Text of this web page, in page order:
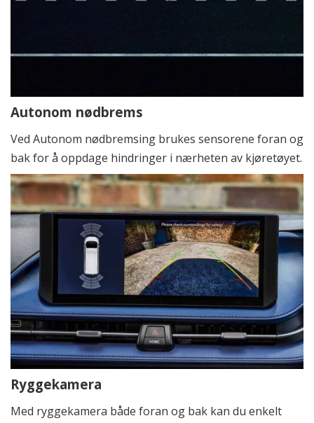
Autonom nødbrems
Ved Autonom nødbremsing brukes sensorene foran og
bak for å oppdage hindringer i nærheten av kjøretøyet.
Ryggekamera
Med ryggekamera både foran og bak kan du enkelt